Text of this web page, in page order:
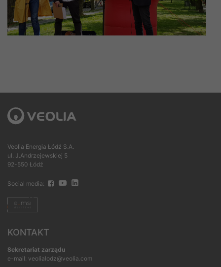
Veolia Energia Łódź S.A.
ul. J.Andrzejewskiej 5
92-550 Łódź
Social media:
KONTAKT
Sekretariat zarządu
e-mail: veolialodz@veolia.com